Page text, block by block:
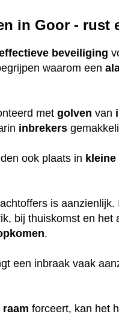
in Goor - rust
beveiliging
waarom een
metgolven van
inbrekers
ook plaats in kleine
is
bij thuiskomst en het
.
een inbraak vaak
raam forceert, kan het